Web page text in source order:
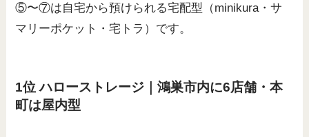
⑤〜⑦は自宅から預けられる宅配型（minikura・サ
マリーポケット・宅トラ）です。
1位 ハローストレージ｜鴻巣市内に6店舗・本
町は屋内型